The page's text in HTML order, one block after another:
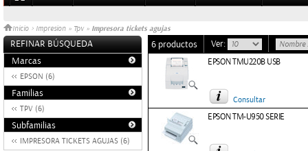
Inicio > Impresion » Tpv » Impresora tickets agujas
REFINAR BÚSQUEDA
Marcas
EPSON (6)
Familias
TPV (6)
Subfamilias
IMPRESORA TICKETS AGUJAS (6)
6 productos Ver:
EPSON TMU220B USB
Consultar
EPSON TM-U950 SERIE